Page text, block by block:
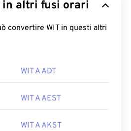
in altri fusi orari
convertire WIT in questi altri
WIT A ADT
WIT A AEST
WIT A AKST